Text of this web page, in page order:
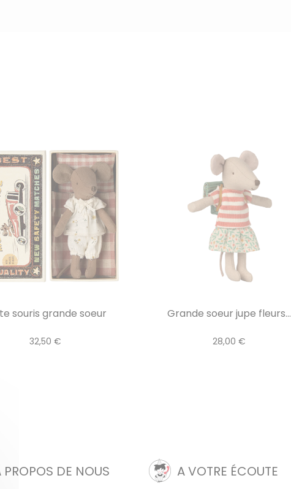
souris grande soeur
32,50 €
Grande soeur jupe fleurs...
28,00 €
PROPOS DE NOUS A VOTRE ÉCOUTE